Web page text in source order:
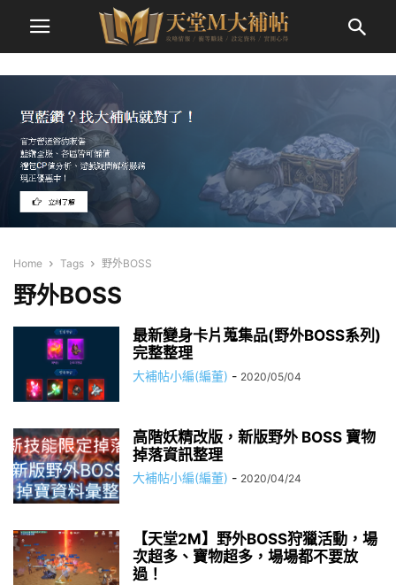
Home Tags 野外BOSS
野外BOSS
最新變身卡片蒐集品(野外BOSS系列)
完整整理
大補帖小編(編董) - 2020/05/04
高階妖精改版，新版野外 BOSS 寶物
掉落資訊整理
大補帖小編(編董) - 2020/04/24
【天堂2M】野外BOSS狩獵活動，場
次超多、寶物超多，場場都不要放
過！